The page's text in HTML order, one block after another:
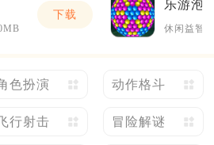
下载
乐游泡
休闲益智
色扮演 动作格斗
行射击 冒险解谜